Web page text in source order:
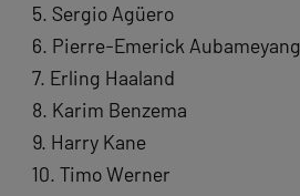
5. Sergio Agüero
6. Pierre-Emerick Aubameyang
7. Erling Haaland
8. Karim Benzema
9. Harry Kane
10. Timo Werner